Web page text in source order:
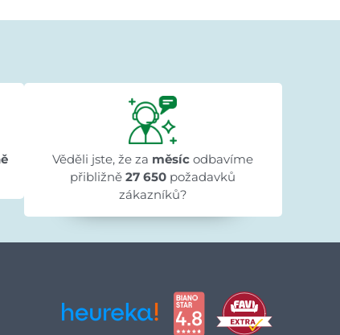
Ivana Ježková
před 1 dnem
★★★★★
★★★★★
★★★★★
"Přehlednost stránek a rychlé dodání."
Věděli jste, že za měsíc odbavíme
přibližně27 650 požadavků
zákazníků?